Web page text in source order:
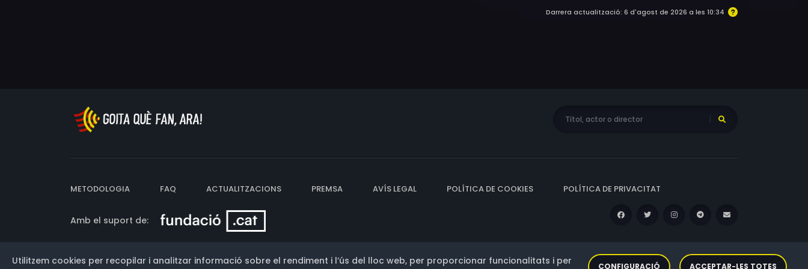
Darrera actualització: 6 d'agost de 2026 a les 10:34
METODOLOGIA FAQ ACTUALITZACIONS PREMSA AVÍS LEGAL POLÍTICA DE COOKIES POLÍTICA DE PRIVACITAT
Amb el suport de:
Utilitzem cookies per recopilar i analitzar informació sobre el rendiment i l’ús del lloc web, per proporcionar funcionalitats i per
CONFIGURACIÓ ACCEPTAR-LES TOTES